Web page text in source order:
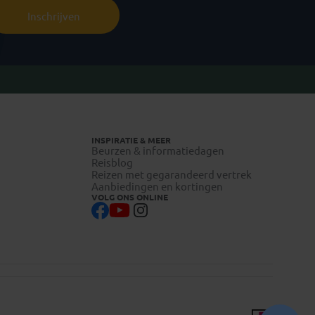
Inschrijven
INSPIRATIE & MEER
Beurzen & informatiedagen
Reisblog
Reizen met gegarandeerd vertrek
Aanbiedingen en kortingen
VOLG ONS ONLINE